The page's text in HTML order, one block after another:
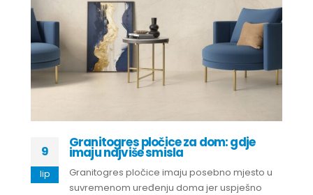
9
lip
Granitogres pločice za dom: gdje
imaju najviše smisla
Granitogres pločice imaju posebno mjesto u
suvremenom uređenju doma jer uspješno